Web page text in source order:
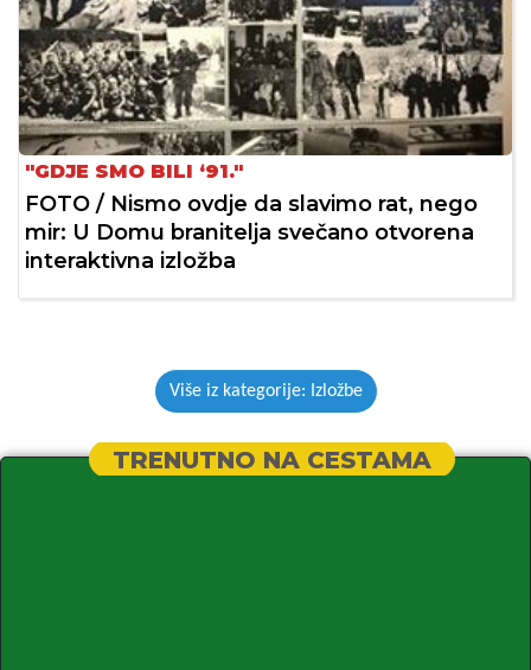
"GDJE SMO BILI ‘91."
FOTO / Nismo ovdje da slavimo rat, nego
mir: U Domu branitelja svečano otvorena
interaktivna izložba
Više iz kategorije: Izložbe
TRENUTNO NA CESTAMA